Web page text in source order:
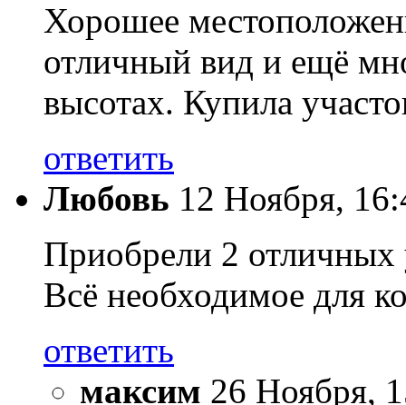
Хорошее
отличный вид и ещё
высотах. Купила
ответить
Любовь 12 Ноября,
Приобрели 2 отличных
Всё необходимое для
ответить
максим 26 Ноября,